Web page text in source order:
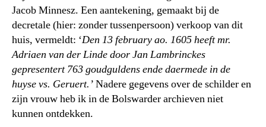
Jacob Minnesz. Een aantekening, gemaakt bij de
decretale (hier: zonder tussenpersoon) verkoop van dit
huis, vermeldt: ‘Den 13 february ao. 1605 heeft mr.
Adriaen van der Linde door Jan Lambrinckes
gepresentert 763 goudguldens ende daermede in de
huyse vs. Geruert.’Nadere gegevens over de schilder en
zijn vrouw heb ik in de Bolswarder archieven niet
kunnen ontdekken.